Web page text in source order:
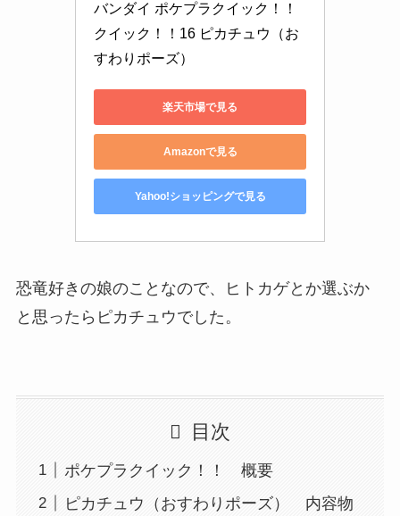
バンダイ ポケプラクイック！！
クイック！！16 ピカチュウ（お
すわりポーズ）
楽天市場で見る
Amazonで見る
Yahoo!ショッピングで見る
恐竜好きの娘のことなので、ヒトカゲとか選ぶか
と思ったらピカチュウでした。
目次
ポケプラクイック！！ 概要
ピカチュウ（おすわりポーズ） 内容物